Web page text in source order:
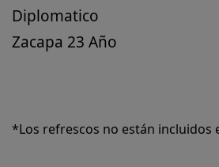
Diplomatico
Zacapa 23 Año
*Los refrescos no están incluidos